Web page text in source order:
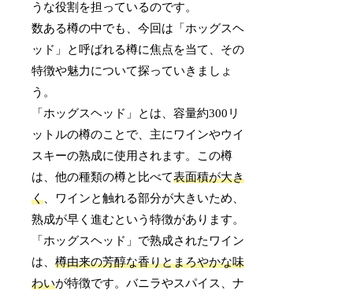
うな役割を担っているのです。
数ある樽の中でも、今回は「ホッグスヘ
ッド」と呼ばれる樽に焦点を当て、その
特徴や魅力について探っていきましょ
う。
「ホッグスヘッド」とは、容量約300リ
ットルの樽のことで、主にワインやウイ
スキーの熟成に使用されます。この樽
は、他の種類の樽と比べて表面積が大き
く、ワインと触れる部分が大きいため、
熟成が早く進むという特徴があります。
「ホッグスヘッド」で熟成されたワイン
は、樽由来の芳醇な香りとまろやかな味
わいが特徴です。バニラやスパイス、ナ